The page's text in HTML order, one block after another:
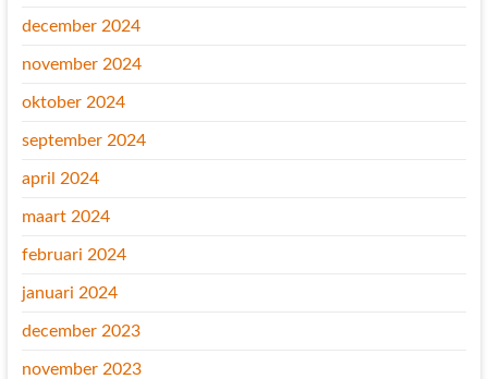
december 2024
november 2024
oktober 2024
september 2024
april 2024
maart 2024
februari 2024
januari 2024
december 2023
november 2023